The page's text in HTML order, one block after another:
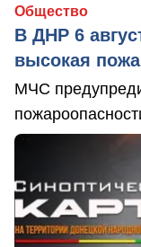
Общество
В ДНР 6
высокая
МЧС